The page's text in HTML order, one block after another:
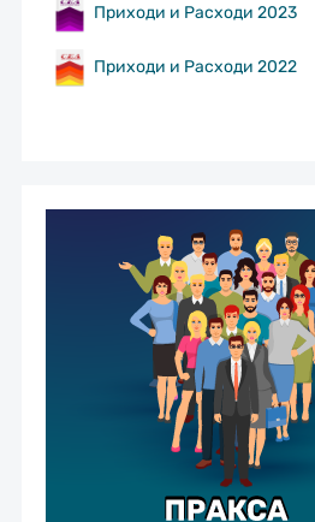
Приходи и Расходи 2023
Приходи и Расходи 2022